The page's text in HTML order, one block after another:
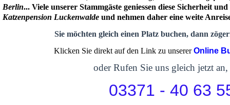
Berlin... Viele unserer Stammgäste geniessen diese Sicherheit
Katzenpension Luckenwalde und nehmen daher eine weite
Sie möchten gleich einen Platz buchen, dann
Klicken Sie direkt auf den Link zu unsererOnline
oder Rufen Sie uns gleich jetzt an,
03371 - 40 63